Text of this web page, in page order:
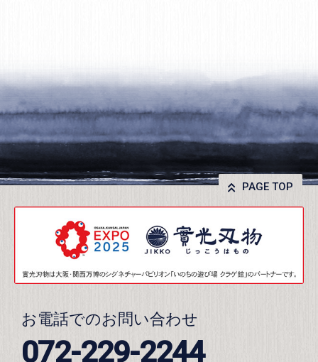
PAGE TOP
お電話でのお問い合わせ
072-229-2244